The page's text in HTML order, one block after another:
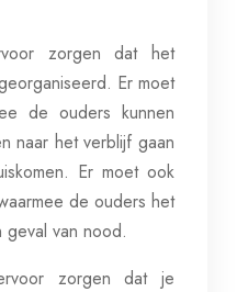
zorgen dat het
Er moet
de ouders kunnen
naar het verblijf gaan
Er moet ook
de ouders het
geval van nood.
zorgen dat je